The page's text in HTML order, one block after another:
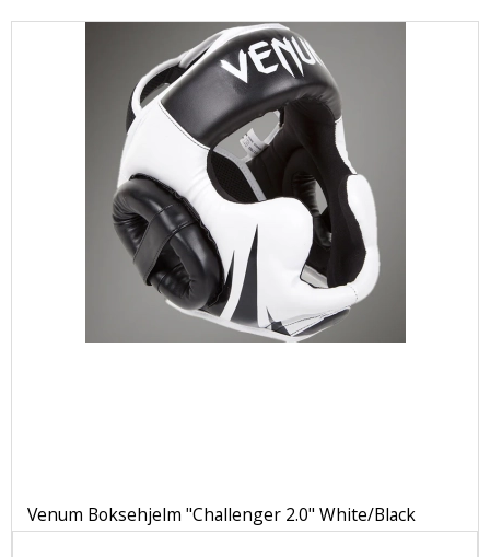
Venum Boksehjelm "Challenger 2.0" White/Black